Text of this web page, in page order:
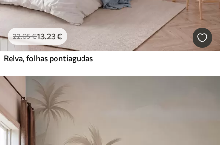
22.05€13 .23€
Relva, folhas pontiagudas